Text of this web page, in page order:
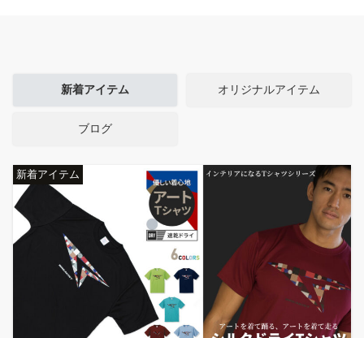
新着アイテム オリジナルアイテム
ブログ
新着アイテム